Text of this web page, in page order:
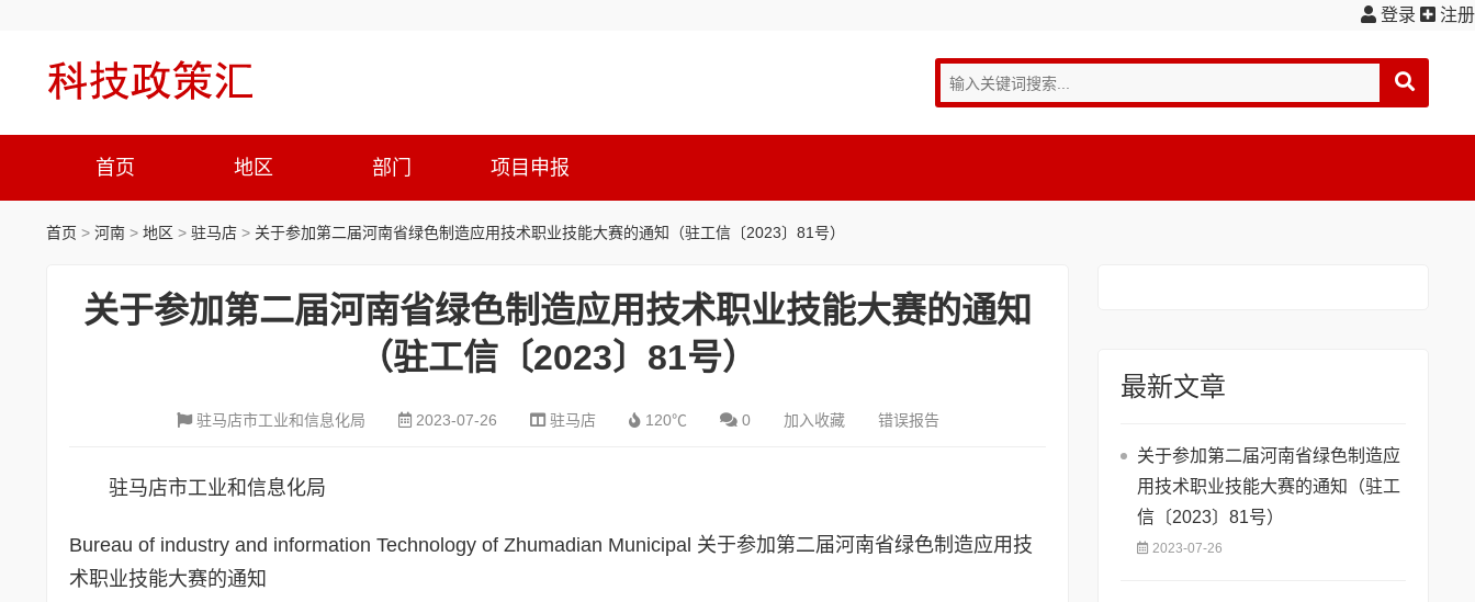
登录 注册
首页 地区 部门 项目申报
首页 > 河南 > 地区 > 驻马店 > 关于参加第二届河南省绿色制造应用技术职业技能大赛的通知（驻工信〔2023〕81号）
关于参加第二届河南省绿色制造应用技术职业技能大赛的通知
（驻工信〔2023〕81号）
驻马店市工业和信息化局 2023-07-26 驻马店 120℃ 0 加入收藏 错误报告
驻马店市工业和信息化局
Bureau of industry and information Technology of Zhumadian Municipal 关于参加第二届河南省绿色制造应用技
术职业技能大赛的通知
最新文章
关于参加第二届河南省绿色制造应
用技术职业技能大赛的通知（驻工
信〔2023〕81号）
2023-07-26